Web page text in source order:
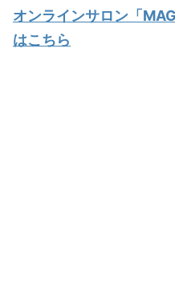
オンラインサロン「
はこちら